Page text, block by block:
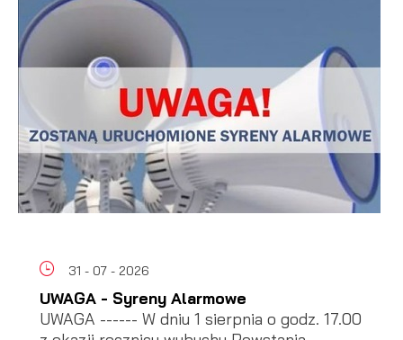
31 - 07 - 2026
UWAGA - Syreny Alarmowe
UWAGA ------ W dniu 1 sierpnia o godz. 17.00